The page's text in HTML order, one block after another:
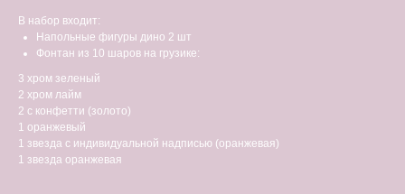
В набор входит:
Напольные фигуры дино 2 шт
Фонтан из 10 шаров на грузике:
3 хром зеленый
2 хром лайм
2 с конфетти (золото)
1 оранжевый
1 звезда с индивидуальной надписью (оранжевая)
1 звезда оранжевая